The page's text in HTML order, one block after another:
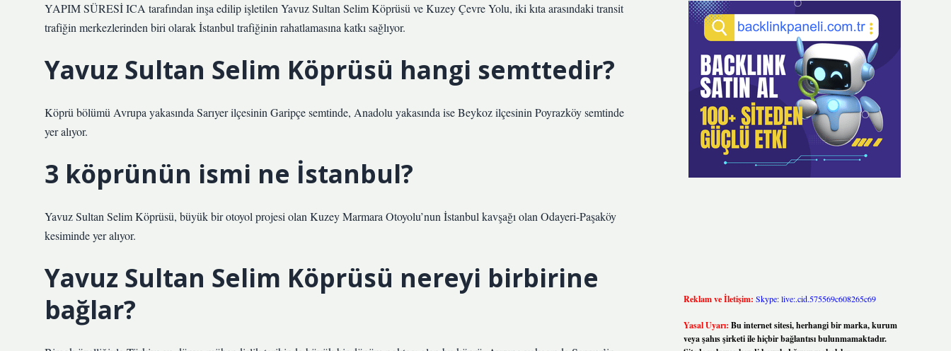
YAPIM SÜRESİ ICA tarafından inşa edilip işletilen Yavuz Sultan Selim Köprüsü ve Kuzey Çevre Yolu, iki kıta arasındaki transit
trafiğin merkezlerinden biri olarak İstanbul trafiğinin rahatlamasına katkı sağlıyor.
Yavuz Sultan Selim Köprüsü hangi semttedir?
Köprü bölümü Avrupa yakasında Sarıyer ilçesinin Garipçe semtinde, Anadolu yakasında ise Beykoz ilçesinin Poyrazköy semtinde
yer alıyor.
3 köprünün ismi ne İstanbul?
Yavuz Sultan Selim Köprüsü, büyük bir otoyol projesi olan Kuzey Marmara Otoyolu’nun İstanbul kavşağı olan Odayeri-Paşaköy
kesiminde yer alıyor.
Yavuz Sultan Selim Köprüsü nereyi birbirine
bağlar?
Reklam ve İletişim: Skype: live:.cid.575569c608265c69
Yasal Uyarı: Bu internet sitesi, herhangi bir marka, kurum
veya şahıs şirketi ile hiçbir bağlantısı bulunmamaktadır.